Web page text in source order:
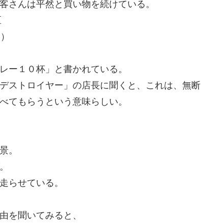
さんは平然と買い物を続けている。
１０杯」と書かれている。
トロイヤー」の店長に聞くと、これは、無断
てもらうという意味らしい。
。
らせている。
を聞いてみると、